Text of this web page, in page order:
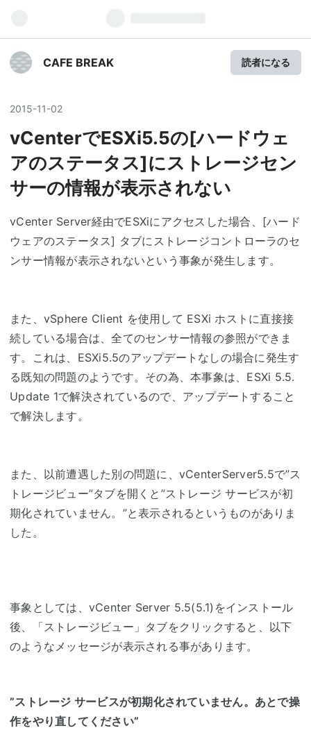
CAFE BREAK 読者になる
2015-11-02
vCenterでESXi5.5の[ハードウェ
アのステータス]にストレージセン
サーの情報が表示されない
vCenter Server経由でESXiにアクセスした場合、[ハード
ウェアのステータス] タブにストレージコントローラのセ
ンサー情報が表示されないという事象が発生します。
また、vSphere Client を使用して ESXi ホストに直接接
続している場合は、全てのセンサー情報の参照ができま
す。これは、ESXi5.5のアップデートなしの場合に発生す
る既知の問題のようです。その為、本事象は、ESXi 5.5.
Update 1で解決されているので、アップデートすること
で解決します。
また、以前遭遇した別の問題に、vCenterServer5.5で”ス
トレージビュー”タブを開くと”ストレージ サービスが初
期化されていません。”と表示されるというものがありま
した。
事象としては、vCenter Server 5.5(5.1)をインストール
後、「ストレージビュー」タブをクリックすると、以下
のようなメッセージが表示される事があります。
”ストレージ サービスが初期化されていません。あとで操
作をやり直してください”